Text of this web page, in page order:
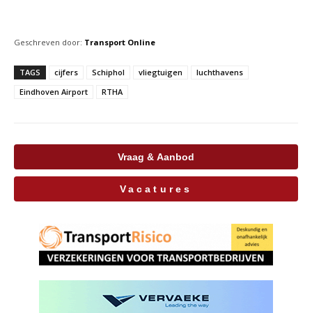
Geschreven door: Transport Online
TAGS cijfers Schiphol vliegtuigen
luchthavens
Eindhoven Airport
RTHA
Vraag & Aanbod
Vacatures